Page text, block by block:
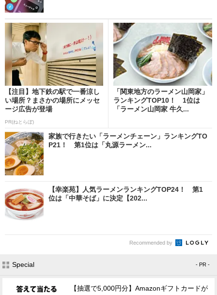
【注目】地下鉄の駅で一番涼し
い場所？まさかの場所にメッセ
ージ広告が登場
PR(ねとらぼ)
「関東地方のラーメン山岡家」
ランキングTOP10！ 1位は
「ラーメン山岡家 牛久...
家族で行きたい「ラーメンチェーン」ランキングTO
P21！ 第1位は「丸源ラーメン...
【幸楽苑】人気ラーメンランキングTOP24！ 第1
位は「中華そば」に決定【202...
Recommended by
Special - PR -
【抽選で5,000円分】Amazonギフトカードが